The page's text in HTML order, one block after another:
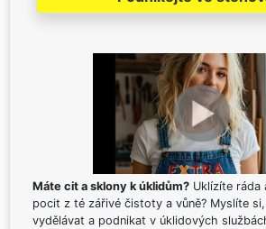
Máte cit a sklony k úklidům? Uklízíte ráda
pocit z té zářivé čistoty a vůně? Myslíte
vydělávat a podnikat v úklidových